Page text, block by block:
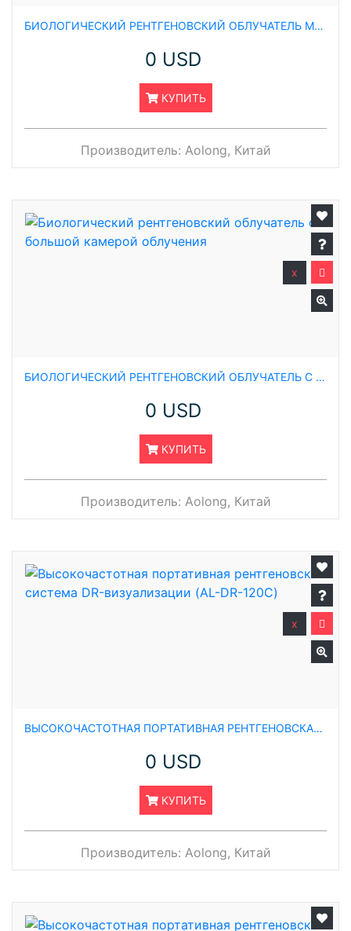
БИОЛОГИЧЕСКИЙ РЕНТГЕНОВСКИЙ ОБЛУЧАТЕЛЬ МОЩНОСТЬЮ 320 КВ
0 USD
КУПИТЬ
Производитель: Aolong, Китай
БИОЛОГИЧЕСКИЙ РЕНТГЕНОВСКИЙ ОБЛУЧАТЕЛЬ С БОЛЬШОЙ КАМЕРОЙ ОБЛУЧЕНИЯ
0 USD
КУПИТЬ
x
Производитель: Aolong, Китай
ВЫСОКОЧАСТОТНАЯ ПОРТАТИВНАЯ РЕНТГЕНОВСКАЯ СИСТЕМА DR-ВИЗУАЛИЗАЦИИ (AL-DR-120C)
0 USD
КУПИТЬ
x
Производитель: Aolong, Китай